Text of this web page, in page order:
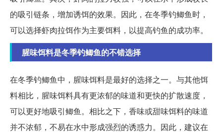
的吸引链条，增加诱饵的效果。因此，在冬季钓鲫鱼时，
可以选择虾肉拉饵作为主要饵料，以提高钓鱼的成功率。
腥味饵料是冬季钓鲫鱼的不错选择
在冬季钓鲫鱼中，腥味饵料是最好的选择之一。与其他饵
料相比，腥味饵料具有更浓郁的味道和更快的扩散速度，
可以更好地吸引鲫鱼。相比之下，香味或甜味饵料的味道
并不浓郁，不易在水中形成强烈的诱惑力。因此，建议在